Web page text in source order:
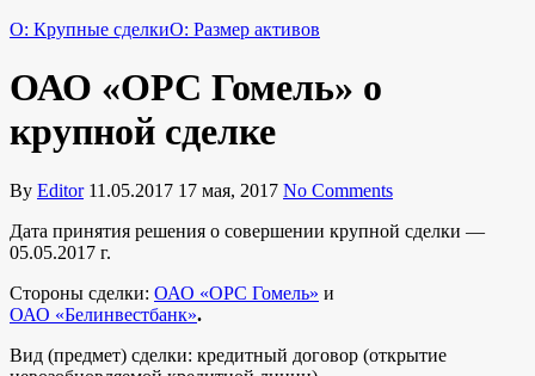
O: Крупные сделкиO: Размер активов
ОАО «ОРС Гомель» о
крупной сделке
By Editor 11.05.2017 17 мая, 2017 No Comments
Дата принятия решения о совершении крупной сделки —
05.05.2017 г.
Стороны сделки: ОАО «ОРС Гомель» и
ОАО «Белинвестбанк».
Вид (предмет) сделки: кредитный договор (открытие